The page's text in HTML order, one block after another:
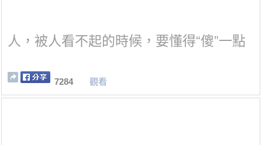
人，被人看不起的時候，要懂得“傻”一點
7284 觀看